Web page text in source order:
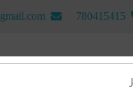
780415415